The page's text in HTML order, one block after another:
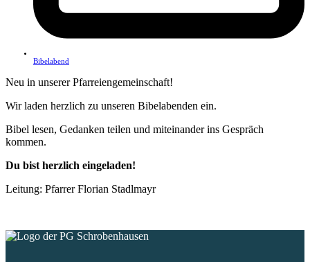
Bibelabend
Neu in unserer Pfarreiengemeinschaft!
Wir laden herzlich zu unseren Bibelabenden ein.
Bibel lesen, Gedanken teilen und miteinander ins Gespräch
kommen.
Du bist herzlich eingeladen!
Leitung: Pfarrer Florian Stadlmayr